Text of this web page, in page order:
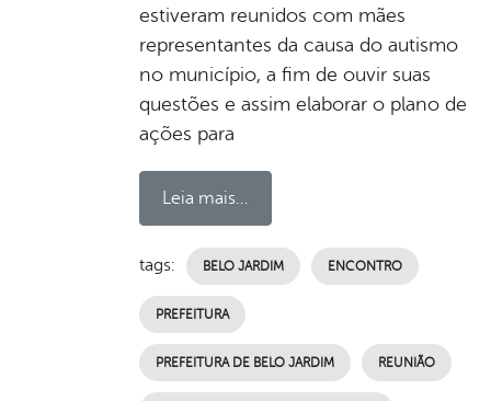
estiveram reunidos com mães
representantes da causa do autismo
no município, a fim de ouvir suas
questões e assim elaborar o plano de
ações para
Leia mais...
tags: BELO JARDIM ENCONTRO
PREFEITURA
PREFEITURA DE BELO JARDIM REUNIÃO